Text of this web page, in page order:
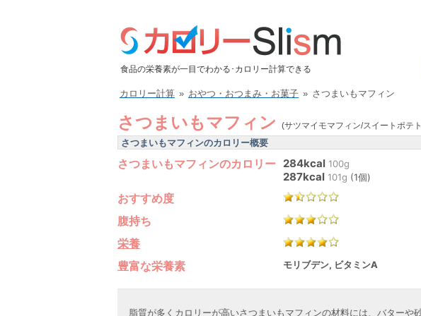
食品の栄養素が一目でわかる･カロリー計算できる
カロリー計算 » おやつ・おつまみ・お菓子 » さつまいもマフィン
さつまいもマフィン (サツマイモマフィン/スイートポテ
さつまいもマフィンのカロリー概要
さつまいもマフィンのカロリー 284kcal 100g
287kcal 101g (1個)
おすすめ度
腹持ち
栄養
豊富な栄養素
モリブデン, ビタミンA
脂質が多くカロリーが高いさつまいもマフィンの材料には、バターや